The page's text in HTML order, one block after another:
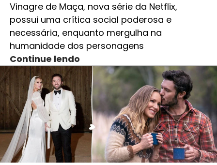
Vinagre de Maça, nova série da Netflix,
possui uma crítica social poderosa e
necessária, enquanto mergulha na
humanidade dos personagens
Continue lendo